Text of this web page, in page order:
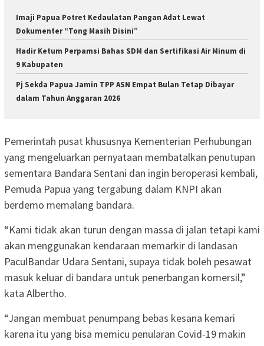
Imaji Papua Potret Kedaulatan Pangan Adat Lewat
Dokumenter “Tong Masih Disini”
Hadir Ketum Perpamsi Bahas SDM dan Sertifikasi Air Minum di
9 Kabupaten
Pj Sekda Papua Jamin TPP ASN Empat Bulan Tetap Dibayar
dalam Tahun Anggaran 2026
Pemerintah pusat khususnya Kementerian Perhubungan
yang mengeluarkan pernyataan membatalkan penutupan
sementara Bandara Sentani dan ingin beroperasi kembali,
Pemuda Papua yang tergabung dalam KNPI akan
berdemo memalang bandara.
“Kami tidak akan turun dengan massa di jalan tetapi kami
akan menggunakan kendaraan memarkir di landasan
PaculBandar Udara Sentani, supaya tidak boleh pesawat
masuk keluar di bandara untuk penerbangan komersil,”
kata Albertho.
“Jangan membuat penumpang bebas kesana kemari
karena itu yang bisa memicu penularan Covid-19 makin